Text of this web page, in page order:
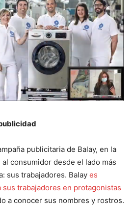
publicitaria de Balay, en la
consumidor desde el lado más
sus trabajadores. Balay es
trabajadores en protagonistas
a conocer sus nombres y rostros.